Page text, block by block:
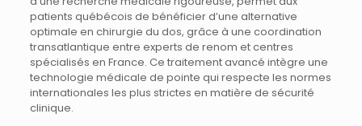
patients québécois de bénéficier d’une alternative
optimale en chirurgie du dos, grâce à une coordination
transatlantique entre experts de renom et centres
spécialisés en France. Ce traitement avancé intègre une
technologie médicale de pointe qui respecte les normes
internationales les plus strictes en matière de sécurité
clinique.